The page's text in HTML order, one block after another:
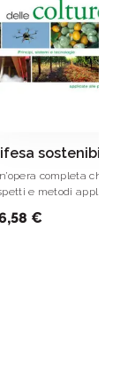
completa che
e metodi
€